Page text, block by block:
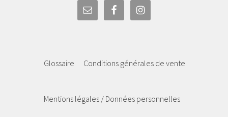
Glossaire Conditions générales de vente
Mentions légales / Données personnelles